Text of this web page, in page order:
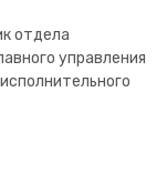
отдела
управления